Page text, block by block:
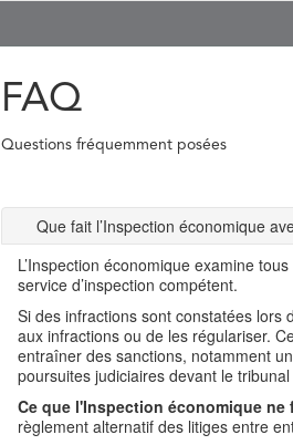
FAQ
Questions fréquemment posées
Que fait l’Inspection économique
L’Inspection économique examine
service d’inspection compétent.
Si des infractions sont constatées
aux infractions ou de les régulariser.
entraîner des sanctions, notamment
poursuites judiciaires devant le
Ce que l'Inspection économique
règlement alternatif des litiges entre